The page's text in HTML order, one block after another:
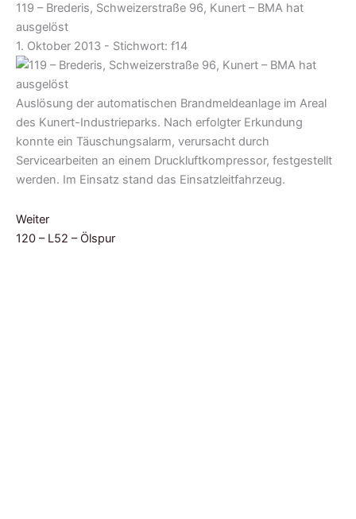
119 – Brederis, Schweizerstraße 96, Kunert – BMA hat
ausgelöst
1. Oktober 2013 - Stichwort: f14
Auslösung der automatischen Brandmeldeanlage im Areal
des Kunert-Industrieparks. Nach erfolgter Erkundung
konnte ein Täuschungsalarm, verursacht durch
Servicearbeiten an einem Druckluftkompressor, festgestellt
werden. Im Einsatz stand das Einsatzleitfahrzeug.
Weiter
120 – L52 – Ölspur